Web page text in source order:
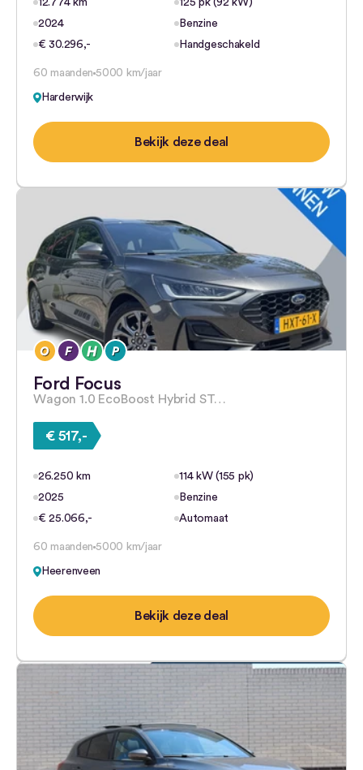
12.774 km
125 pk (92 kW)
2024
Benzine
€ 30.296,-
Handgeschakeld
60 maanden 5000 km/jaar
Harderwijk
Bekijk deze deal
Ford Focus
Wagon 1.0 EcoBoost Hybrid ST…
€ 517,-
26.250 km
114 kW (155 pk)
2025
Benzine
€ 25.066,-
Automaat
60 maanden 5000 km/jaar
Heerenveen
Bekijk deze deal